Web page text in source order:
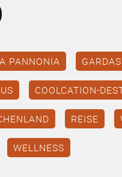
PANNONIA
COOLCATION-
REISE
WELLNESS